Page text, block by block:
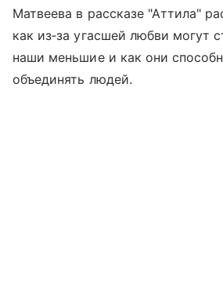
Матвеева в рассказе "Аттила"
как из‑за угасшей любви могут
наши меньшие и как они
объединять людей.